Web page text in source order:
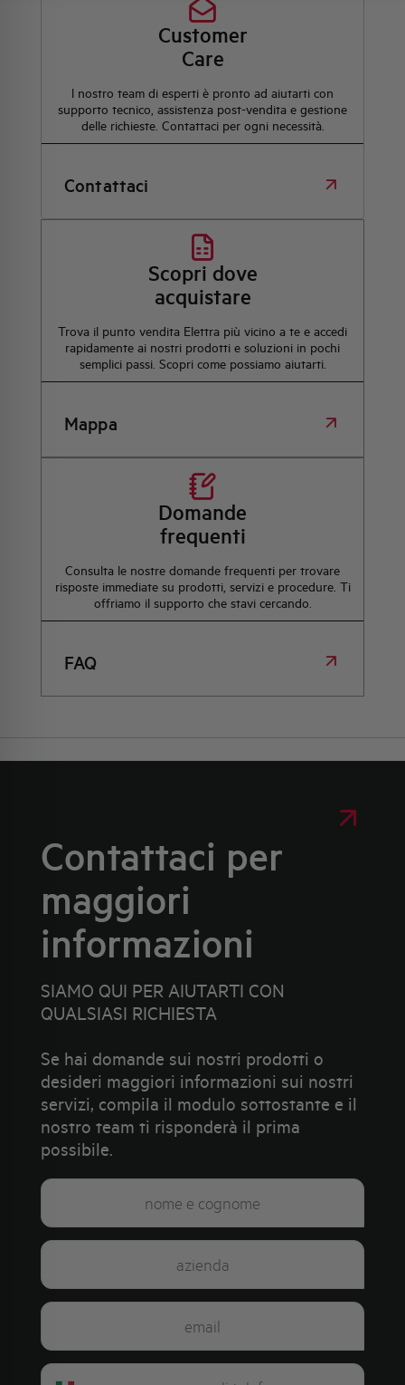
Customer
Care
l nostro team di esperti è pronto ad aiutarti con
supporto tecnico, assistenza post-vendita e gestione
delle richieste. Contattaci per ogni necessità.
Contattaci
Scopri dove
acquistare
Trova il punto vendita Elettra più vicino a te e accedi
rapidamente ai nostri prodotti e soluzioni in pochi
semplici passi. Scopri come possiamo aiutarti.
Mappa
Domande
frequenti
Consulta le nostre domande frequenti per trovare
risposte immediate su prodotti, servizi e procedure. Ti
offriamo il supporto che stavi cercando.
FAQ
Contattaci per
maggiori
informazioni
SIAMO QUI PER AIUTARTI CON
QUALSIASI RICHIESTA
Se hai domande sui nostri prodotti o
desideri maggiori informazioni sui nostri
servizi, compila il modulo sottostante e il
nostro team ti risponderà il prima
possibile.